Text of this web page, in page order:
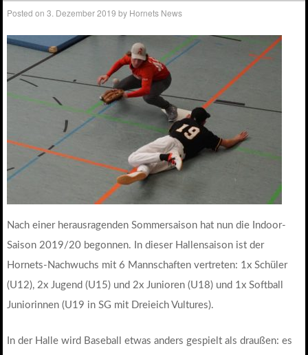
Posted on3. Dezember 2019 by Hornets News
Nach einer herausragenden Sommersaison hat nun die Indoor-
Saison 2019/20 begonnen. In dieser Hallensaison ist der
Hornets-Nachwuchs mit 6 Mannschaften vertreten: 1x Schüler
(U12), 2x Jugend (U15) und 2x Junioren (U18) und 1x Softball
Juniorinnen (U19 in SG mit Dreieich Vultures).
In der Halle wird Baseball etwas anders gespielt als draußen: es